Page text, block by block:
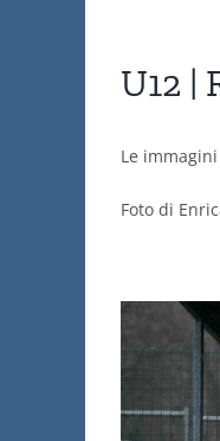
U12 |
Le
Foto di